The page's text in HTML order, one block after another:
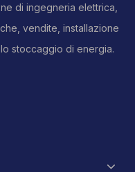
di ingegneria elettrica,
vendite, installazione
stoccaggio di energia.